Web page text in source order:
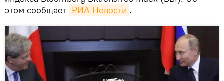
этом сообщает РИА Новости .